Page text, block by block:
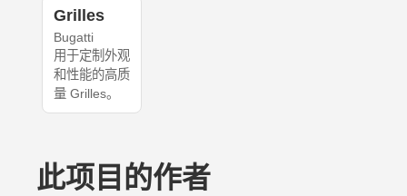
Grilles
Bugatti
用于定制外观
和性能的高质
量 Grilles。
此项目的作者